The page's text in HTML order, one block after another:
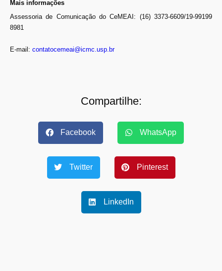
Mais informações
Assessoria de Comunicação do CeMEAI: (16) 3373-6609/19-99199
8981
E-mail: contatocemeai@icmc.usp.br
Compartilhe:
Facebook WhatsApp
Twitter Pinterest
LinkedIn